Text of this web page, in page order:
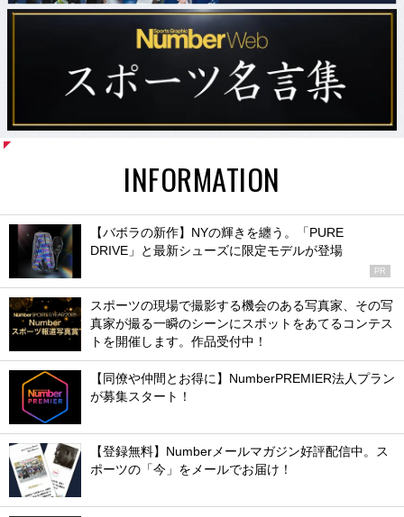
INFORMATION
【バボラの新作】NYの輝きを纏う。「PURE
DRIVE」と最新シューズに限定モデルが登場
PR
スポーツの現場で撮影する機会のある写真家、その写
真家が撮る一瞬のシーンにスポットをあてるコンテス
トを開催します。作品受付中！
【同僚や仲間とお得に】NumberPREMIER法人プラン
が募集スタート！
【登録無料】Numberメールマガジン好評配信中。ス
ポーツの「今」をメールでお届け！